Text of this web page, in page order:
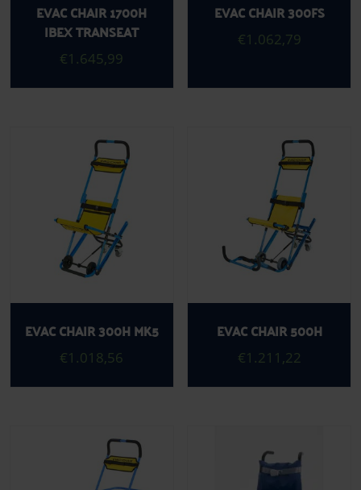
EVAC CHAIR 1700H
IBEX TRANSEAT
€1.645,99
EVAC CHAIR 300FS
€1.062,79
EVAC CHAIR 300H MK5
€1.018,56
EVAC CHAIR 500H
€1.211,22